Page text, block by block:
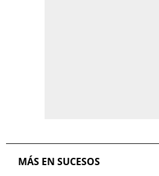
MÁS EN SUCESOS